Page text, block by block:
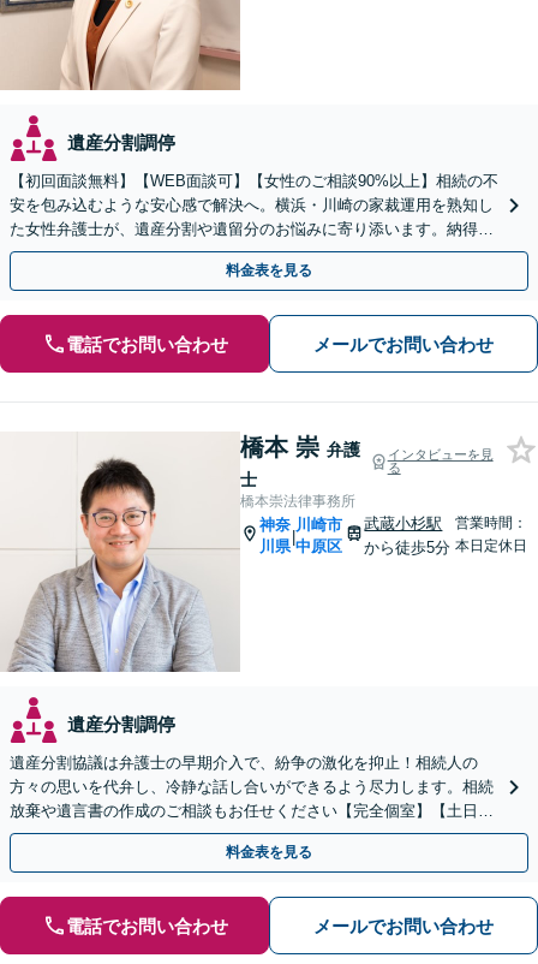
遺産分割調停
【初回面談無料】【WEB面談可】【女性のご相談90%以上】相続の不
安を包み込むような安心感で解決へ。横浜・川崎の家裁運用を熟知し
た女性弁護士が、遺産分割や遺留分のお悩みに寄り添います。納得の
いく解決を共に目指しましょう。
料金表を見る
電話でお問い合わせ メールでお問い合わせ
橋本 崇 弁護
士
インタビューを見
る
橋本崇法律事務所
神奈
川県
|
川崎市
中原区
武蔵小杉駅
から徒歩5分
営業時間：
本日定休日
遺産分割調停
遺産分割協議は弁護士の早期介入で、紛争の激化を抑止！相続人の
方々の思いを代弁し、冷静な話し合いができるよう尽力します。相続
放棄や遺言書の作成のご相談もお任せください【完全個室】【土日祝
日面談可】
料金表を見る
電話でお問い合わせ メールでお問い合わせ